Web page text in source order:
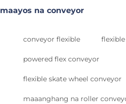
maayos na conveyor
conveyor flexible
powered flex conveyor
flexible skate wheel conveyor
maaanghang na roller